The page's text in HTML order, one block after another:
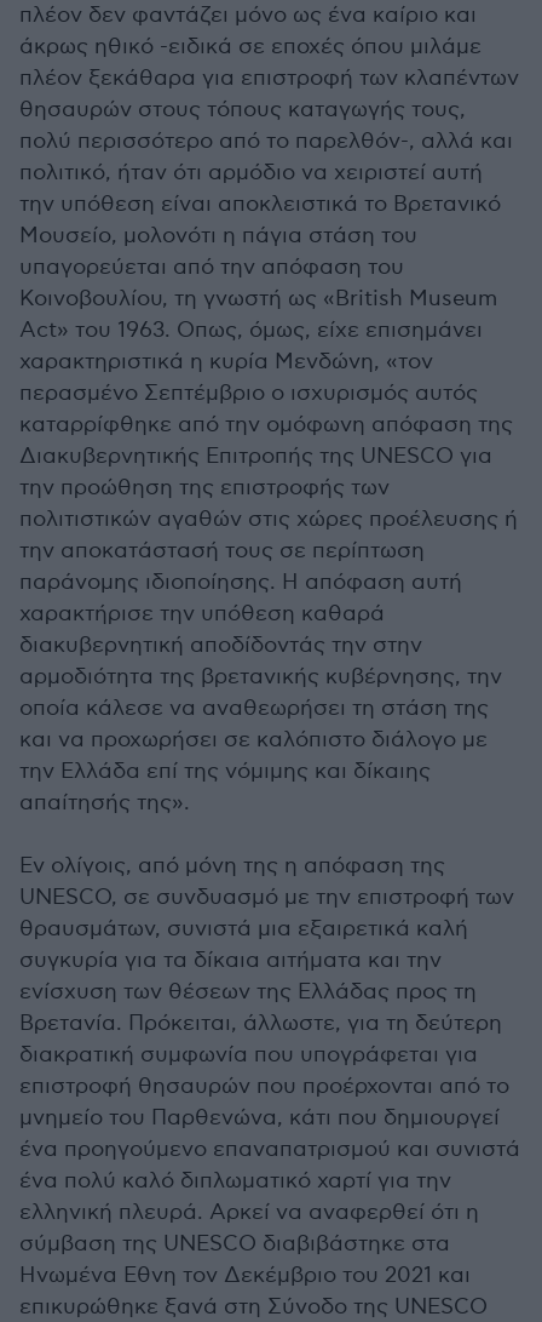
πλέον δεν φαντάζει μόνο ως ένα καίριο και
άκρως ηθικό -ειδικά σε εποχές όπου μιλάμε
πλέον ξεκάθαρα για επιστροφή των κλαπέντων
θησαυρών στους τόπους καταγωγής τους,
πολύ περισσότερο από το παρελθόν-, αλλά και
πολιτικό, ήταν ότι αρμόδιο να χειριστεί αυτή
την υπόθεση είναι αποκλειστικά το Βρετανικό
Μουσείο, μολονότι η πάγια στάση του
υπαγορεύεται από την απόφαση του
Κοινοβουλίου, τη γνωστή ως «British Museum
Act» του 1963. Οπως, όμως, είχε επισημάνει
χαρακτηριστικά η κυρία Μενδώνη, «τον
περασμένο Σεπτέμβριο ο ισχυρισμός αυτός
καταρρίφθηκε από την ομόφωνη απόφαση της
Διακυβερνητικής Επιτροπής της UNESCO για
την προώθηση της επιστροφής των
πολιτιστικών αγαθών στις χώρες προέλευσης ή
την αποκατάστασή τους σε περίπτωση
παράνομης ιδιοποίησης. Η απόφαση αυτή
χαρακτήρισε την υπόθεση καθαρά
διακυβερνητική αποδίδοντάς την στην
αρμοδιότητα της βρετανικής κυβέρνησης, την
οποία κάλεσε να αναθεωρήσει τη στάση της
και να προχωρήσει σε καλόπιστο διάλογο με
την Ελλάδα επί της νόμιμης και δίκαιης
απαίτησής της».
Εν ολίγοις, από μόνη της η απόφαση της
UNESCO, σε συνδυασμό με την επιστροφή των
θραυσμάτων, συνιστά μια εξαιρετικά καλή
συγκυρία για τα δίκαια αιτήματα και την
ενίσχυση των θέσεων της Ελλάδας προς τη
Βρετανία. Πρόκειται, άλλωστε, για τη δεύτερη
διακρατική συμφωνία που υπογράφεται για
επιστροφή θησαυρών που προέρχονται από το
μνημείο του Παρθενώνα, κάτι που δημιουργεί
ένα προηγούμενο επαναπατρισμού και συνιστά
ένα πολύ καλό διπλωματικό χαρτί για την
ελληνική πλευρά. Αρκεί να αναφερθεί ότι η
σύμβαση της UNESCO διαβιβάστηκε στα
Ηνωμένα Εθνη τον Δεκέμβριο του 2021 και
επικυρώθηκε ξανά στη Σύνοδο της UNESCO